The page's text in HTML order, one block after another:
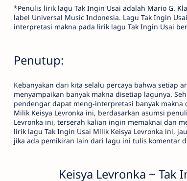
*Penulis lirik lagu Tak Ingin Usai adalah Mario G.
label Universal Music Indonesia. Lagu Tak Ingin
interpretasi makna pada lirik lagu Tak Ingin Usai
Penutup:
Kebanyakan dari kita selalu percaya bahwa setiap
menyampaikan banyak makna disetiap lagunya.
pendengar dapat meng-interpretasi banyak
Milik Keisya Levronka ini, berdasarkan asumsi
Levronka ini, terserah kalian ingin memaknai dan
lirik lagu Tak Ingin Usai Milik Keisya Levronka ini,
jika ada pemikiran lain dari lagu ini tulis komentar
Keisya Levronka ~ Tak